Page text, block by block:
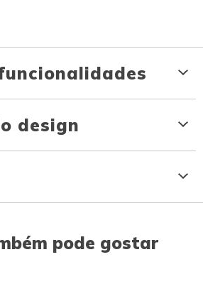
design
pode gostar